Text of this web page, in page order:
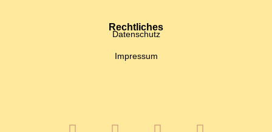
Rechtliches
Datenschutz
Impressum